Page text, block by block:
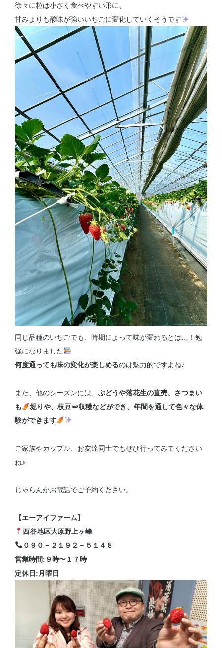
徐々に粒は小さく食べやすい形に、
甘みよりも酸味が強いいちごに変化していくそうです
同じ品種のいちごでも、時期によって味が変わるとは…！勉
強になりました
何度通っても味の変化が楽しめるのは魅力的ですよね♪
また、他のシーズンには、 ぶどうや落花生の直売、さつまい
も
堀りや、枝豆🫛収穫などができ、年間を通して色々な体
験ができます
ご家族やカップル、お友達同士でもぜひ行ってみてください
ね♪
じゃらんかお電話でご予約ください。
【エーアイファーム】
西谷地区大原野上ヶ峰
０９０－２１９２－５１４８
営業時間:９時〜１７時
定休日:月曜日